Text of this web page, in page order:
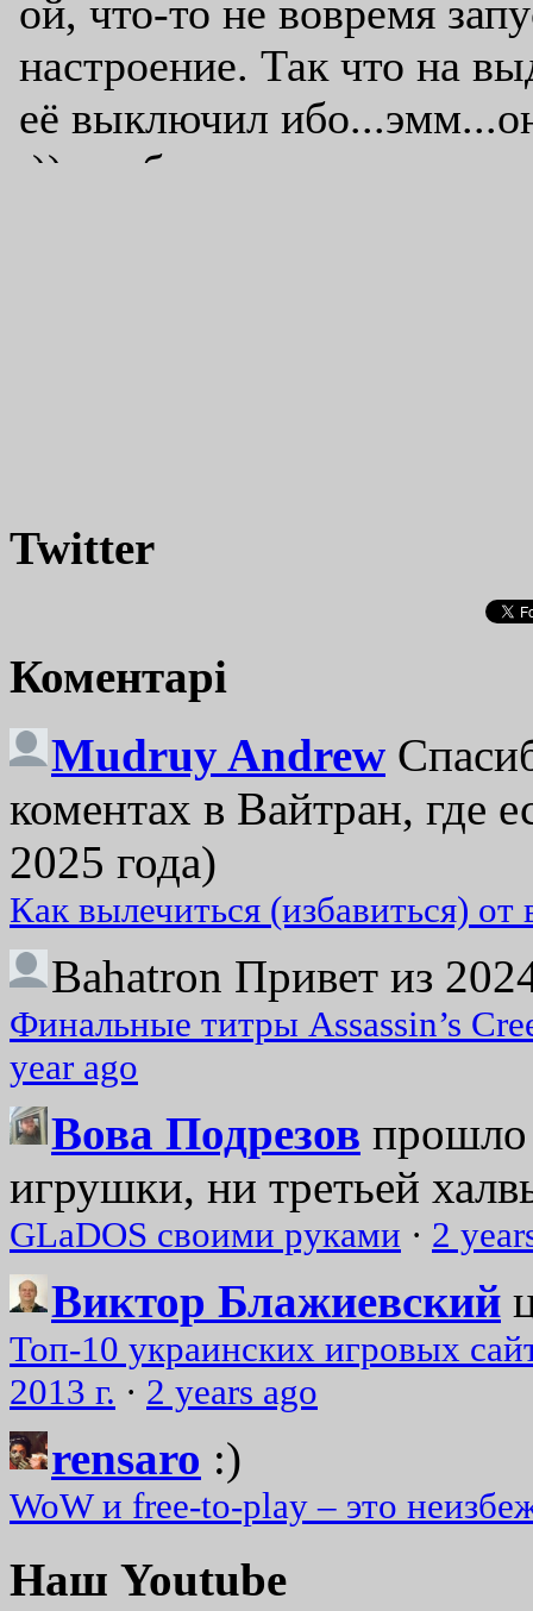
Twitter
Коментарі
Mudruy Andrew
коментах в Вайтран, где
2025 года)
Как вылечиться (избавиться)
Bahatron Привет из
Финальные титры Assassin’s
year ago
Вова Подрезов прошло
игрушки, ни третьей
GLaDOS своими руками · 2
Виктор Блажиевский
Топ-10 украинских игровых
2013 г. · 2 years ago
rensaro :)
WoW и free-to-play – это
Наш Youtube